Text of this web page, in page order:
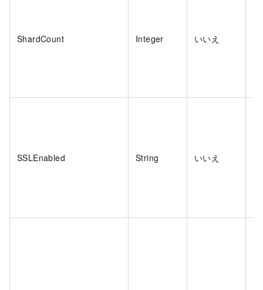
ShardCount Integer いいえ
SSLEnabled String いいえ